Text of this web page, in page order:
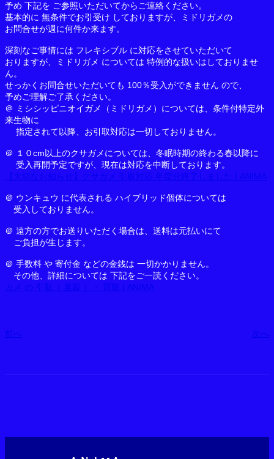
予め 下記を ご参照いただいてからご連絡ください。
基本的に 無条件でお引受け しておりますが、ミドリガメの
お問合せが週に何件か来ます。
深刻なご事情には フレキシブル に対応をさせていただいて
おりますが、ミドリガメ については 特例的な扱いはしておりませ
ん。
せっかくお問合せいただいても 100％受入ができません ので、
予めご理解ご了承ください。
＠ ミシシッピニオイガメ（ミドリガメ）については、条件付特定外
来生物に
指定されて以降、お引取対応は一切しておりません。
＠ １０cm以上のクサガメについては、冬眠時期の終わる春以降に
受入再開予定ですが、現在は対応を中断しております。
【大切なお知らせ】クサガメ 引取対応 年度分終了しました | ANIMA
＠ ウンキュウ に代表される ハイブリッド個体については
受入しておりません。
＠ 遠方の方でお送りいただく場合は、送料は元払いにて
ご負担が生じます。
＠ 手数料 や 寄付金 などの金銭は 一切かかりません。
その他、詳細については 下記をご一読ください。
カメ の 引取（ 里親 ）・ 買取 | ANIMA
前へ 次へ